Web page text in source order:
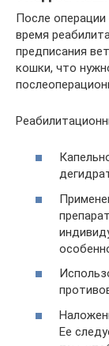
После операции
время
предписания
кошки, что
Ее